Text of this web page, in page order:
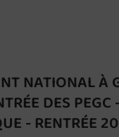
NATIONAL À
DES
- RENTRÉE